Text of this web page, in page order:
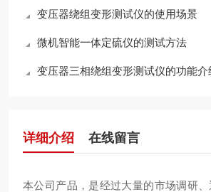
变压器绕组变形测试仪的使用场景
微机智能一体定硫仪的测试方法
变压器三相绕组变形测试仪的功能介
详细介绍 在线留言
本公司产品，是经过大量的市场调研